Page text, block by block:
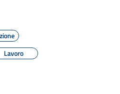
Lavoro